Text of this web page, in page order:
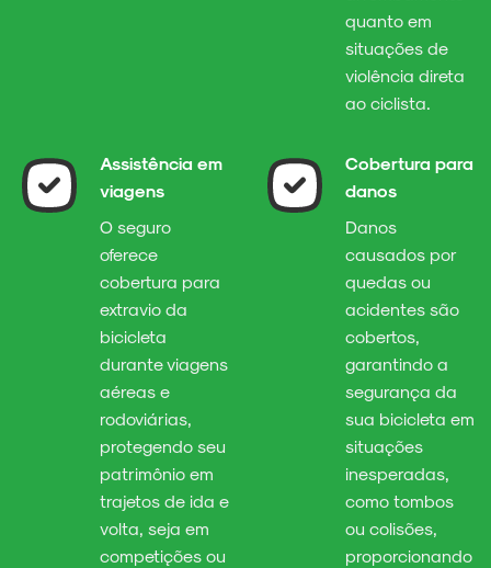
quanto em
situações de
violência direta
ao ciclista.
Assistência em
viagens
O seguro
oferece
cobertura para
extravio da
bicicleta
durante viagens
aéreas e
rodoviárias,
protegendo seu
patrimônio em
trajetos de ida e
volta, seja em
competições ou
Cobertura para
danos
Danos
causados por
quedas ou
acidentes são
cobertos,
garantindo a
segurança da
sua bicicleta em
situações
inesperadas,
como tombos
ou colisões,
proporcionando